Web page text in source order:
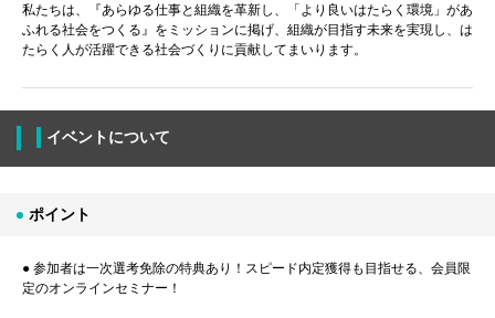
私たちは、『あらゆる仕事と組織を革新し、「より良いはたらく環境」があ
ふれる社会をつくる』をミッションに掲げ、組織が目指す未来を実現し、は
たらく人が活躍できる社会づくりに貢献してまいります。
イベントについて
ポイント
● 参加者は一次選考免除の特典あり！スピード内定獲得も目指せる、会員限
定のオンラインセミナー！